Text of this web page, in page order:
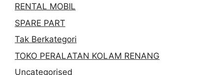
RENTAL MOBIL
SPARE PART
Tak Berkategori
TOKO PERALATAN KOLAM RENANG
Uncategorised